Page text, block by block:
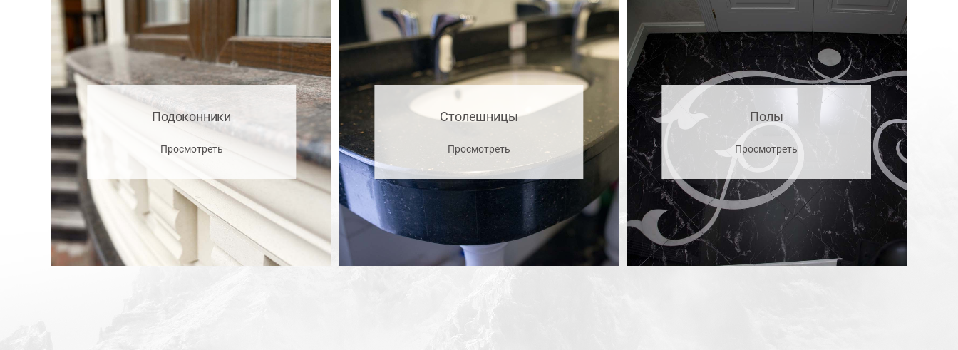
Подоконники
Просмотреть
Столешницы
Просмотреть
Полы
Просмотреть